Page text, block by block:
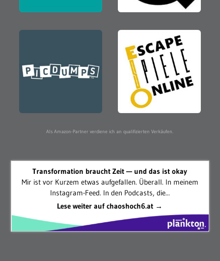
Als Amazon-Partner verdiene ich an qualifizierten Verkäufen.
Transformation braucht Zeit — und das ist okay
Mir ist vor Kurzem etwas aufgefallen. Überall. In meinem
Instagram-Feed. In den Podcasts, die...
Lese weiter auf chaoshoch6.at →